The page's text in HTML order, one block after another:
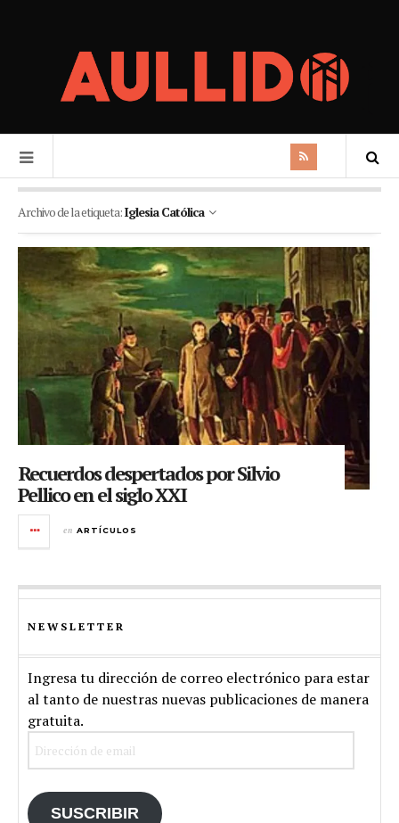
Archivo de la etiqueta:Iglesia Católica
Recuerdos despertados por Silvio
Pellico en el siglo XXI
en ARTÍCULOS
NEWSLETTER
Ingresa tu dirección de correo electrónico para estar
al tanto de nuestras nuevas publicaciones de manera
gratuita.
SUSCRIBIR